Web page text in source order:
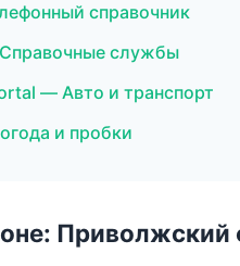
справочник
службы
— Авто и транспорт
и пробки